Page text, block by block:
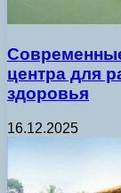
центра для
здоровья
16.12.2025